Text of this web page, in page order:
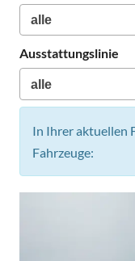
Ausstattungslinie
In Ihrer aktuellen
Fahrzeuge: